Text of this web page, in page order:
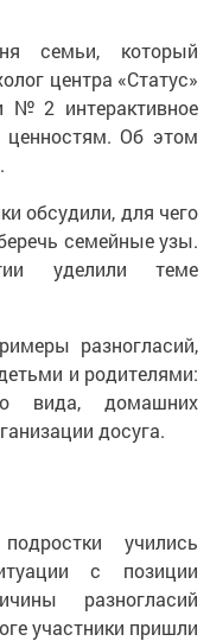
семьи, который
центра «Статус»
№ 2 интерактивное
ценностям. Об этом
обсудили, для чего
семейные узы.
уделили теме
разногласий,
и родителями:
вида, домашних
досуга.
учились
с позиции
разногласий
участники пришли